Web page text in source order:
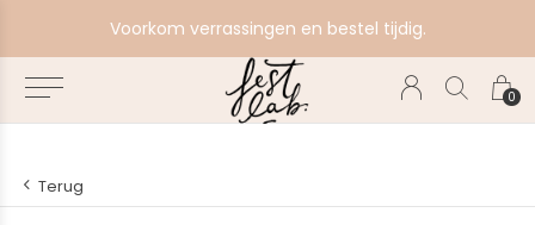
0
Voorkom verrassingen en bestel tijdig.
Terug